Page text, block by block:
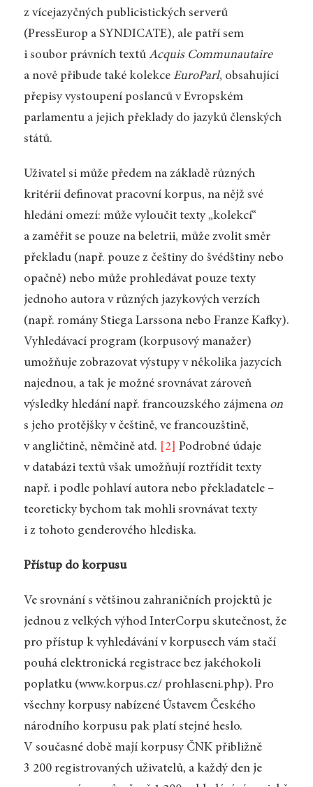
z vícejazyčných publicistických serverů
(PressEurop a SYNDICATE), ale patří sem
i soubor právních textů Acquis Communautaire
a nově přibude také kolekce EuroParl, obsahující
přepisy vystoupení poslanců v Evropském
parlamentu a jejich překlady do jazyků členských
států.
Uživatel si může předem na základě různých
kritérií definovat pracovní korpus, na nějž své
hledání omezí: může vyloučit texty „kolekcí“
a zaměřit se pouze na beletrii, může zvolit směr
překladu (např. pouze z češtiny do švédštiny nebo
opačně) nebo může prohledávat pouze texty
jednoho autora v různých jazykových verzích
(např. romány Stiega Larssona nebo Franze Kafky).
Vyhledávací program (korpusový manažer)
umožňuje zobrazovat výstupy v několika jazycích
najednou, a tak je možné srovnávat zároveň
výsledky hledání např. francouzského zájmena on
s jeho protějšky v češtině, ve francouzštině,
v angličtině, němčině atd.
[2]
Podrobné údaje
v databázi textů však umožňují roztřídit texty
např. i podle pohlaví autora nebo překladatele –
teoreticky bychom tak mohli srovnávat texty
i z tohoto genderového hlediska.
Přístup do korpusu
Ve srovnání s většinou zahraničních projektů je
jednou z velkých výhod InterCorpu skutečnost, že
pro přístup k vyhledávání v korpusech vám stačí
pouhá elektronická registrace bez jakéhokoli
poplatku (www.korpus.cz/ prohlaseni.php). Pro
všechny korpusy nabízené Ústavem Českého
národního korpusu pak platí stejné heslo.
V současné době mají korpusy ČNK přibližně
3 200 registrovaných uživatelů, a každý den je